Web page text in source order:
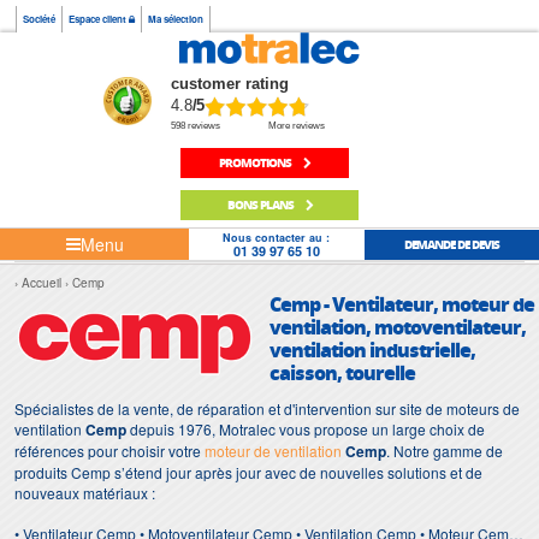
Société Espace client Ma sélection
customer rating
4.8/5
598 reviews More reviews
PROMOTIONS
BONS PLANS
Menu Nous contacter au :
01 39 97 65 10 DEMANDE DE DEVIS
Accueil Cemp
Cemp - Ventilateur, moteur de
ventilation, motoventilateur,
ventilation industrielle,
caisson, tourelle
Spécialistes de la vente, de réparation et d'intervention sur site de moteurs de
ventilation Cempdepuis 1976, Motralec vous propose un large choix de
références pour choisir votremoteur de ventilation Cemp. Notre gamme de
produits Cemp s’étend jour après jour avec de nouvelles solutions et de
nouveaux matériaux :
• Ventilateur Cemp • Motoventilateur Cemp • Ventilation Cemp • Moteur Cemp